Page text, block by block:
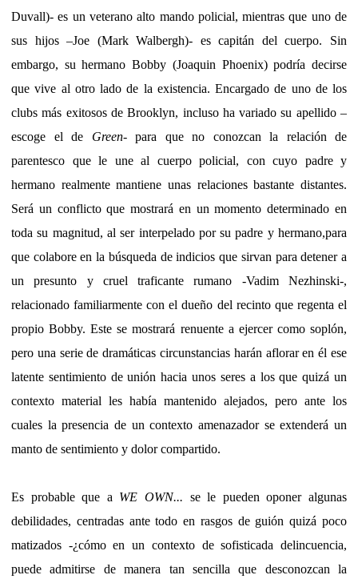
Duvall)- es un veterano alto mando policial, mientras que uno de
sus hijos –Joe (Mark Walbergh)- es capitán del cuerpo. Sin
embargo, su hermano Bobby (Joaquin Phoenix) podría decirse
que vive al otro lado de la existencia. Encargado de uno de los
clubs más exitosos de Brooklyn, incluso ha variado su apellido –
escoge el de Green- para que no conozcan la relación de
parentesco que le une al cuerpo policial, con cuyo padre y
hermano realmente mantiene unas relaciones bastante distantes.
Será un conflicto que mostrará en un momento determinado en
toda su magnitud, al ser interpelado por su padre y hermano,para
que colabore en la búsqueda de indicios que sirvan para detener a
un presunto y cruel traficante rumano -Vadim Nezhinski-,
relacionado familiarmente con el dueño del recinto que regenta el
propio Bobby. Este se mostrará renuente a ejercer como soplón,
pero una serie de dramáticas circunstancias harán aflorar en él ese
latente sentimiento de unión hacia unos seres a los que quizá un
contexto material les había mantenido alejados, pero ante los
cuales la presencia de un contexto amenazador se extenderá un
manto de sentimiento y dolor compartido.
Es probable que a WE OWN... se le pueden oponer algunas
debilidades, centradas ante todo en rasgos de guión quizá poco
matizados -¿cómo en un contexto de sofisticada delincuencia,
puede admitirse de manera tan sencilla que desconozcan la